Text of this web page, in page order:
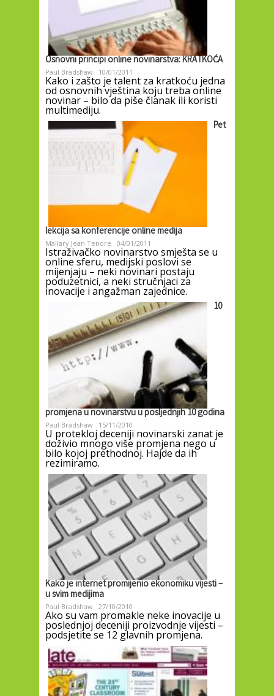
Osnovni principi online novinarstva: KRATKOĆA
Paul Bradshaw 10/01/2011
Kako i zašto je talent za kratkoću jedna
od osnovnih vještina koju treba online
novinar – bilo da piše članak ili koristi
multimediju.
Pet
lekcija sa konferencije online medija
Mallary Jean Tenore 04/01/2011
Istraživačko novinarstvo smješta se u
online sferu, medijski poslovi se
mijenjaju – neki novinari postaju
poduzetnici, a neki stručnjaci za
inovacije i angažman zajednice.
10
promjena u novinarstvu u posljednjih 10 godina
Paul Bradshaw 15/11/2010
U protekloj deceniji novinarski zanat je
doživio mnogo više promjena nego u
bilo kojoj prethodnoj. Hajde da ih
rezimiramo.
Kako je internet promijenio ekonomiku vijesti –
u svim medijima
Paul Bradshaw 27/10/2010
Ako su vam promakle neke inovacije u
poslednjoj deceniji proizvodnje vijesti –
podsjetite se 12 glavnih promjena.